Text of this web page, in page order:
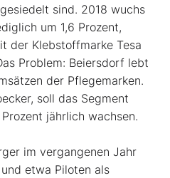
sind. 2018 wuchs
um 1,6 Prozent,
der Klebstoffmarke Tesa
Problem: Beiersdorf lebt
der Pflegemarken.
soll das Segment
jährlich wachsen.
im vergangenen Jahr
etwa Piloten als